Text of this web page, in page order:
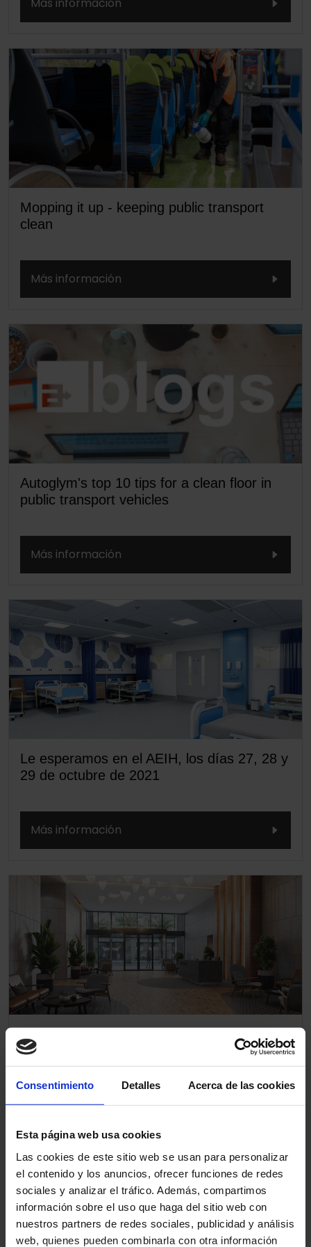
Consentimiento Detalles Acerca de las cookies
Esta página web usa cookies
Las cookies de este sitio web se usan para personalizar
el contenido y los anuncios, ofrecer funciones de redes
sociales y analizar el tráfico. Además, compartimos
información sobre el uso que haga del sitio web con
nuestros partners de redes sociales, publicidad y análisis
web, quienes pueden combinarla con otra información
Más información
Mopping it up - keeping public transport
clean
Más información
Autoglym's top 10 tips for a clean floor in
public transport vehicles
Más información
Le esperamos en el AEIH, los días 27, 28 y
29 de octubre de 2021
Más información
y revestimientos de paredes personalizados
Altro
Más información